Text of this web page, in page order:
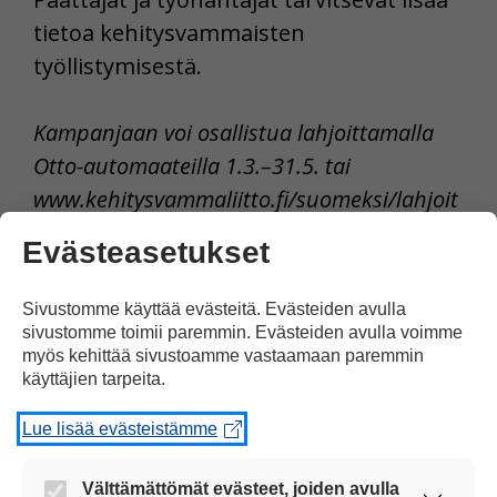
tietoa kehitysvammaisten
työllistymisestä.
Kampanjaan voi osallistua lahjoittamalla
Otto-automaateilla 1.3.–31.5. tai
www.kehitysvammaliitto.fi/suomeksi/lahjoit
Juttu kuvilla
tuettuna
Evästeasetukset
Sivustomme käyttää evästeitä. Evästeiden avulla
sivustomme toimii paremmin. Evästeiden avulla voimme
myös kehittää sivustoamme vastaamaan paremmin
käyttäjien tarpeita.
Lue lisää evästeistämme
Välttämättömät evästeet, joiden avulla